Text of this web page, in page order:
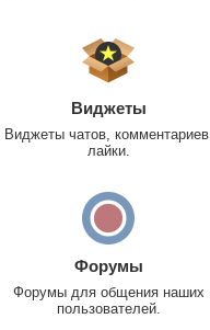
Виджеты
Виджеты чатов,
лайки.
Форумы
Форумы для общения наших
пользователей.